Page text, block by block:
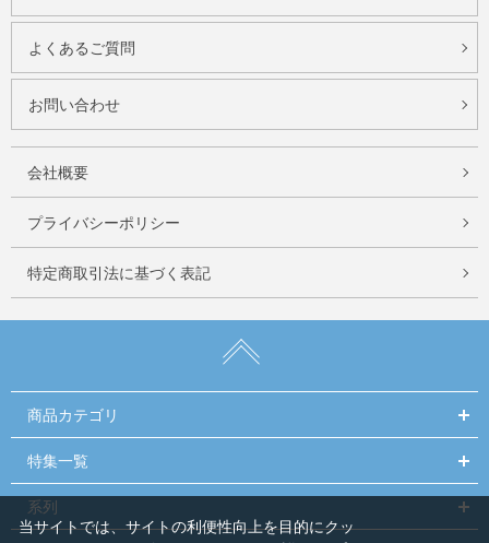
よくあるご質問
お問い合わせ
会社概要
プライバシーポリシー
特定商取引法に基づく表記
商品カテゴリ
特集一覧
系列
当サイトでは、サイトの利便性向上を目的にクッ